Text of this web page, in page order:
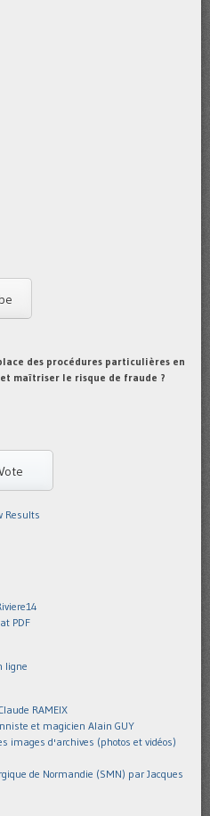
des procédures particulières en
maîtriser le risque de fraude ?
Results
PDF
ligne
RAMEIX
et magicien Alain GUY
images d'archives (photos et vidéos)
de Normandie (SMN) par Jacques